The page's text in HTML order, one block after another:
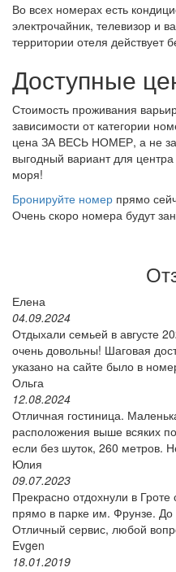
Во всех номерах есть
электрочайник, телевизор и
территории отеля действует
Доступные
Стоимость проживания
зависимости от категории
цена ЗА ВЕСЬ НОМЕР, а не за
выгодный вариант для
моря!
Бронируйте номер прямо
Очень скоро номера будут
Елена
04.09.2024
Отдыхали семьей в августе
очень довольны! Шаговая
указано на сайте было в
Ольга
12.08.2024
Отличная гостиница.
расположения выше всяких
если без шуток, 260 метров.
Юлия
09.07.2023
Прекрасно отдохнули в
прямо в парке им. Фрунзе.
Отличный сервис, любой
Evgen
18.01.2019